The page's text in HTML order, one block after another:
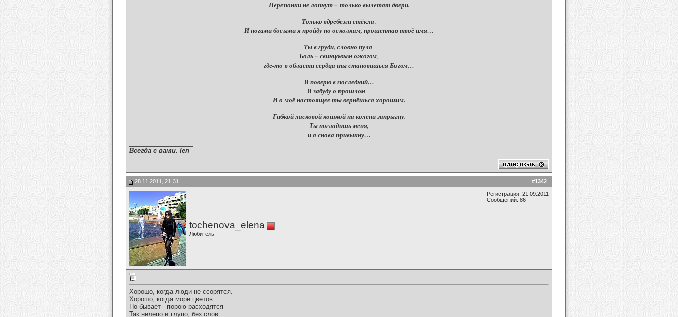
Перепонки не лопнут – только вылетят двери.
Только вдребезги стёкла.
И ногами босыми я пройду по осколкам, прошептав твоё имя…
Ты в груди, словно пуля.
Боль – свинцовым ожогом,
где-то в области сердца ты становишься Богом…
Я поверю в последний…
Я забуду о прошлом...
И в моё настоящее ты вернёшься хорошим.
Гибкой ласковой кошкой на колени запрыгну.
Ты погладишь меня,
и я снова привыкну…
Всегда с вами. len
#1342
28.11.2011, 21:31
tochenova_elena
Любитель
Регистрация: 21.09.2011
Сообщений: 86
Хорошо, когда люди не ссорятся.
Хорошо, когда море цветов.
Но бывает - порою расходятся
Так нелепо и глупо, без слов.